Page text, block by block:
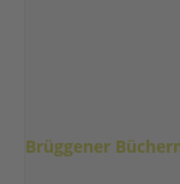
Brüggener